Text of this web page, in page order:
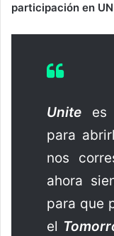
participación en
Unite es
para
nos
ahora
para que
el